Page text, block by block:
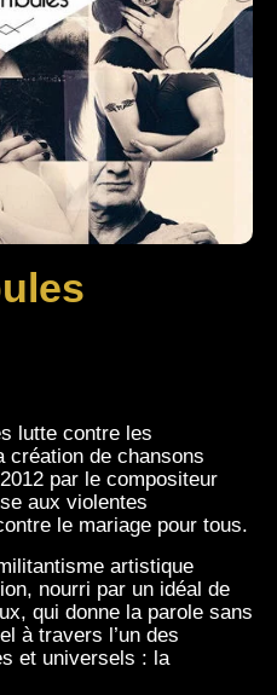
lutte contre les
de chansons
par le compositeur
aux violentes
le mariage pour tous.
artistique
nourri par un idéal de
qui donne la parole sans
à travers l’un des
et universels : la